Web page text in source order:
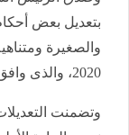
بتعديل بعض
2020، والذى وافق عليه مجلس النواب.
وتضمنت